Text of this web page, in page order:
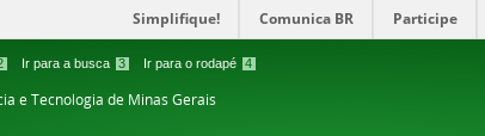
Ir para a busca 3 Ir para o rodapé 4
Simplifique! Comunica BR Participe
e Tecnologia de Minas Gerais